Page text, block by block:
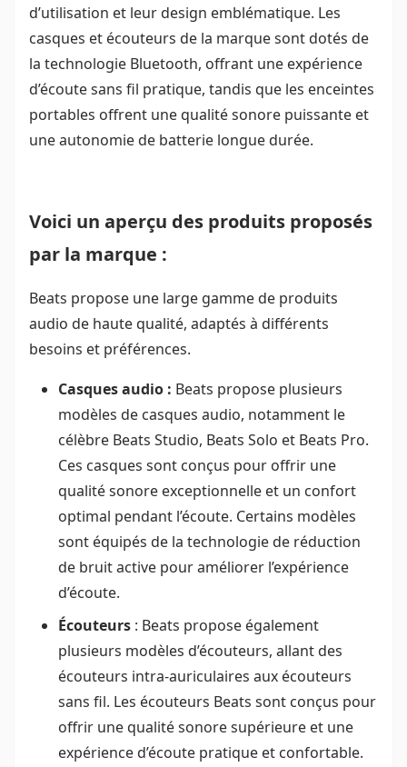
d’utilisation et leur design emblématique. Les
casques et écouteurs de la marque sont dotés de
la technologie Bluetooth, offrant une expérience
d’écoute sans fil pratique, tandis que les enceintes
portables offrent une qualité sonore puissante et
une autonomie de batterie longue durée.
Voici un aperçu des produits proposés
par la marque :
Beats propose une large gamme de produits
audio de haute qualité, adaptés à différents
besoins et préférences.
Casques audio : Beats propose plusieurs
modèles de casques audio, notamment le
célèbre Beats Studio, Beats Solo et Beats Pro.
Ces casques sont conçus pour offrir une
qualité sonore exceptionnelle et un confort
optimal pendant l’écoute. Certains modèles
sont équipés de la technologie de réduction
de bruit active pour améliorer l’expérience
d’écoute.
Écouteurs : Beats propose également
plusieurs modèles d’écouteurs, allant des
écouteurs intra-auriculaires aux écouteurs
sans fil. Les écouteurs Beats sont conçus pour
offrir une qualité sonore supérieure et une
expérience d’écoute pratique et confortable.